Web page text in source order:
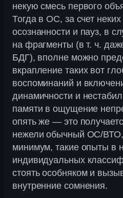
некую смесь первого
Тогда в ОС, за счет
осознанности и пауз, в
на фрагменты (в т. ч.
БДГ), вполне можно
вкрапление таких вот
воспоминаний и
динамичности и
памяти в ощущение
опять же — это
нежели обычный ОС/ВТО,
минимум, такие опыты в
индивидуальных
стоять особняком и
внутренние сомнения.